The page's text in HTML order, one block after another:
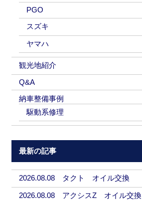
PGO
スズキ
ヤマハ
観光地紹介
Q&A
納車整備事例
駆動系修理
最新の記事
2026.08.08 タクト オイル交換
2026.08.08 アクシスZ オイル交換